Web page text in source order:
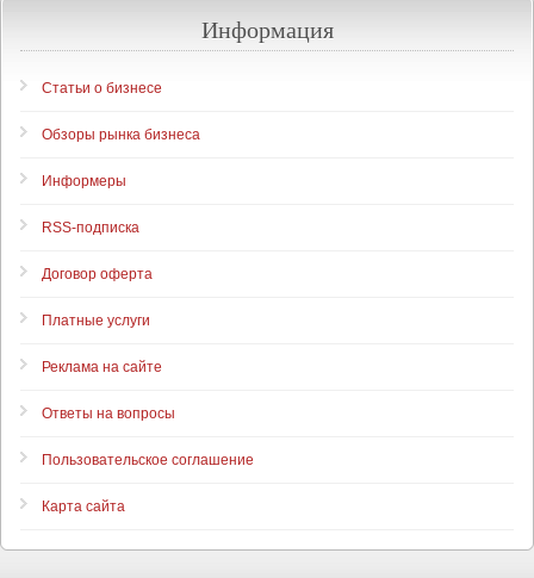
Информация
Статьи о бизнесе
Обзоры рынка бизнеса
Информеры
RSS-подписка
Договор оферта
Платные услуги
Реклама на сайте
Ответы на вопросы
Пользовательское соглашение
Карта сайта